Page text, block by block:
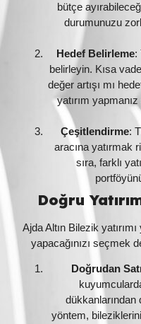
bütçe
durumunuzu
Hedef Belirleme:
belirleyin. Kısa
değer artışı mı
yatırım
Çeşitlendirme:
aracına yatırmak
sıra, farklı
Doğru
Ajda Altın Bilezik
yapacağınızı seçmek
Doğrudan
dükkanlarından
yöntem,